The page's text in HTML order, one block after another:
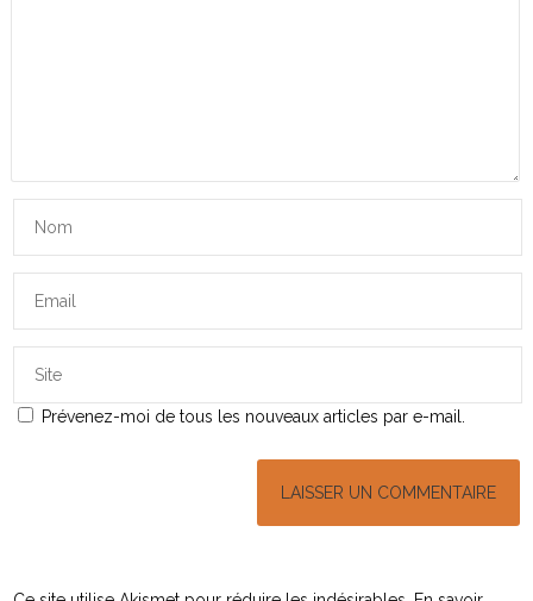
Prévenez-moi de tous les nouveaux articles par e-mail.